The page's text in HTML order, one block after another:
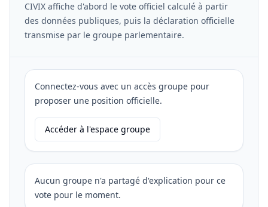
CIVIX affiche d'abord le vote officiel calculé à partir
des données publiques, puis la déclaration officielle
transmise par le groupe parlementaire.
Connectez-vous avec un accès groupe pour
proposer une position officielle.
Accéder à l'espace groupe
Aucun groupe n'a partagé d'explication pour ce
vote pour le moment.